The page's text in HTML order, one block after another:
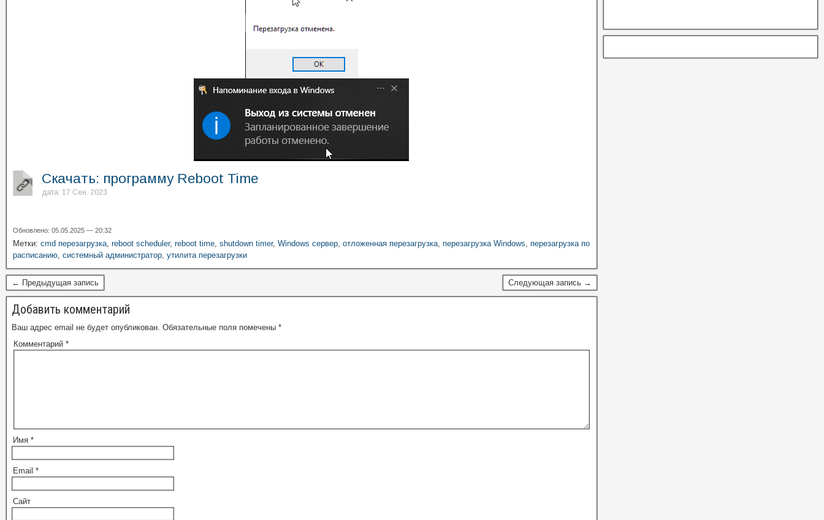
Скачать: программу Reboot Time
дата: 17 Сен. 2023
Обновлено: 05.05.2025 — 20:32
Метки: cmd перезагрузка, reboot scheduler, reboot time, shutdown timer, Windows сервер, отложенная перезагрузка, перезагрузка Windows, перезагрузка по
расписанию, системный администратор, утилита перезагрузки
← Предыдущая запись Следующая запись →
Добавить комментарий
Ваш адрес email не будет опубликован. Обязательные поля помечены *
Комментарий *
Имя *
Email *
Сайт